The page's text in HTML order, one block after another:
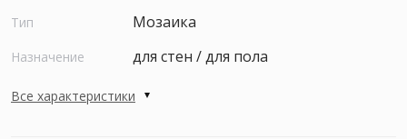
Тип Мозаика
Назначение для стен / для пола
Все характеристики